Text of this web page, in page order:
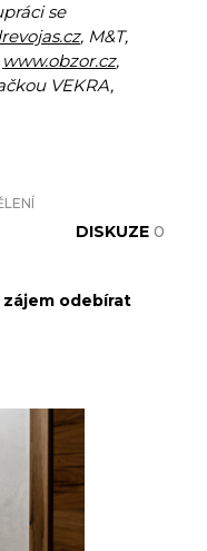
se
, M&T,
www.obzor.cz,
VEKRA,
DISKUZE 0